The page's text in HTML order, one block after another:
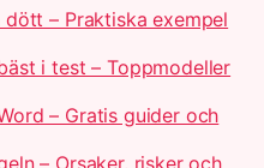
– Praktiska exempel
i test – Toppmodeller
– Gratis guider och
– Orsaker, risker och